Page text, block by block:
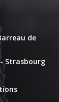
de
Strasbourg